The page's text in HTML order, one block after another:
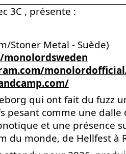
3C , présente :
Stoner Metal - Suède)
qui ont fait du fuzz
pesant comme une dalle
et une présence
du monde, de Hellfest à